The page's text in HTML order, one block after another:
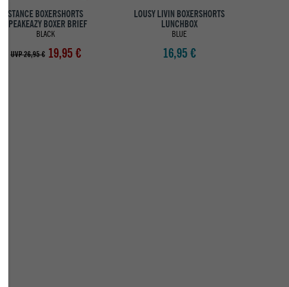
STANCE BOXERSHORTS
SPEAKEAZY BOXER BRIEF
BLACK
UVP 26,95 € 19,95 €
LOUSY LIVIN BOXERSHORTS
LUNCHBOX
BLUE
16,95 €